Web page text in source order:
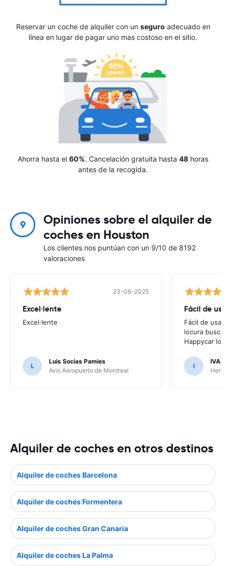
Reservar un coche de alquiler con un seguro adecuado en
línea en lugar de pagar uno mas costoso en el sitio.
Ahorra hasta el 60%. Cancelación gratuita hasta 48 horas
antes de la recogida.
9
Opiniones sobre el alquiler de
coches en Houston
Los clientes nos puntúan con un 9/10 de 8192
valoraciones
23-06-2025
Excel·lente
Excel·lente
L
Luis Socias Pamies
Avis Aeropuerto de Montreal
Fácil de
Fácil de
locura
Happycar lo
I
IVAN
Alquiler de coches en otros destinos
Alquiler de coches Barcelona
Alquiler de coches Formentera
Alquiler de coches Gran Canaria
Alquiler de coches La Palma